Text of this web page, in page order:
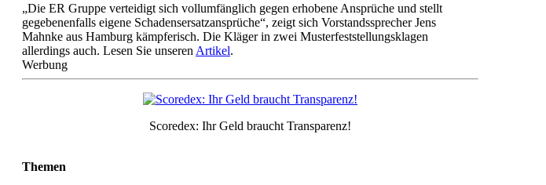
„Die ER Gruppe verteidigt sich vollumfänglich gegen erhobene Ansprüche und stellt
gegebenenfalls eigene Schadensersatzansprüche“, zeigt sich Vorstandssprecher Jens
Mahnke aus Hamburg kämpferisch. Die Kläger in zwei Musterfeststellungsklagen
allerdings auch. Lesen Sie unseren Artikel.
Werbung
Scoredex: Ihr Geld braucht Transparenz!
Themen